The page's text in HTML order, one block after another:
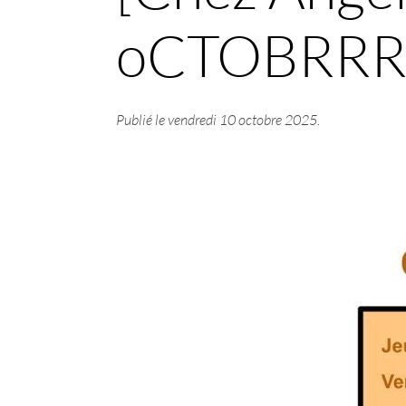
Publié levendredi 10 octobre 2025.